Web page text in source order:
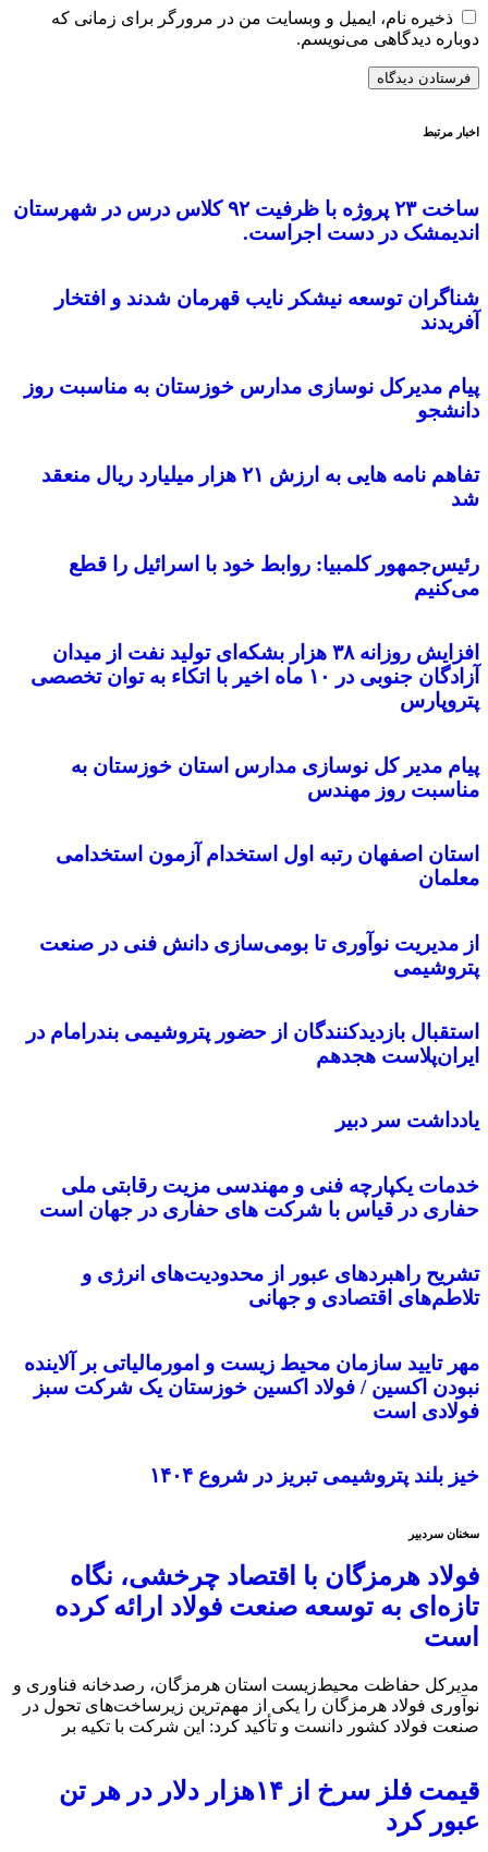
ذخیره نام، ایمیل و وبسایت من در مرورگر برای زمانی که
دوباره دیدگاهی می‌نویسم.
اخبار مرتبط
ساخت ۲۳ پروژه با ظرفیت ۹۲ کلاس درس در شهرستان
اندیمشک در دست اجراست.
شناگران توسعه نیشکر نایب قهرمان شدند و افتخار
آفریدند
پیام مدیرکل نوسازی مدارس خوزستان به مناسبت روز
دانشجو
تفاهم نامه هایی به ارزش ۲۱ هزار میلیارد ریال منعقد
شد
رئیس‌جمهور کلمبیا: روابط خود با اسرائیل را قطع
می‌کنیم
افزایش روزانه ۳۸ هزار بشکه‌ای تولید نفت از میدان
آزادگان جنوبی در ۱۰ ماه اخیر با اتکاء به توان تخصصی
پتروپارس
پیام مدیر کل نوسازی مدارس استان خوزستان به
مناسبت روز مهندس
استان اصفهان رتبه اول استخدام آزمون استخدامی
معلمان
از مدیریت نوآوری تا بومی‌سازی دانش فنی در صنعت
پتروشیمی
استقبال بازدیدکنندگان از حضور پتروشیمی بندرامام در
ایران‌پلاست هجدهم
یادداشت سر دبیر
خدمات یکپارچه فنی و مهندسی مزیت رقابتی ملی
حفاری در قیاس با شرکت های حفاری در جهان است
تشریح راهبردهای عبور از محدودیت‌های انرژی و
تلاطم‌های اقتصادی و جهانی
مهر تایید سازمان محیط زیست و امورمالیاتی بر آلاینده
نبودن اکسین / فولاد اکسین خوزستان یک شرکت سبز
فولادی است
خیز بلند پتروشیمی تبریز در شروع ۱۴۰۴
سخنان سردبیر
فولاد هرمزگان با اقتصاد چرخشی، نگاه
تازه‌ای به توسعه صنعت فولاد ارائه کرده
است
مدیرکل حفاظت محیط‌زیست استان هرمزگان، رصدخانه فناوری و
نوآوری فولاد هرمزگان را یکی از مهم‌ترین زیرساخت‌های تحول در
صنعت فولاد کشور دانست و تأکید کرد: این شرکت با تکیه بر
قیمت فلز سرخ از ۱۴هزار دلار در هر تن
عبور کرد